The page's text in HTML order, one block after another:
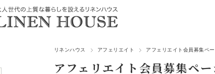
リネンハウス アフェリエイト アフェリエイト会員募集ペ
アフェリエイト会員募集ペー